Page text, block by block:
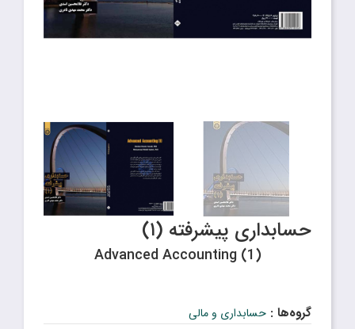
حسابداری پیشرفته (۱)
Advanced Accounting (1)
گروه‌ها : حسابداری و مالی